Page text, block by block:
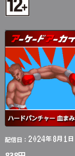
配信日： 2024年8月 1日